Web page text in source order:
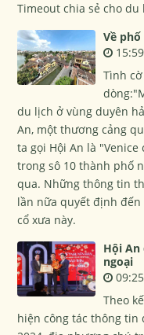
Timeout chia sẻ cho
Về
Tình
du lịch ở vùng duyên
An, một thương cảng
ta gọi Hội An là
trong sô 10 thành phố
qua. Những thông tin
lần nữa quyết định
cổ xưa này.
Hội
ngoại
Theo
hiện công tác thông tin